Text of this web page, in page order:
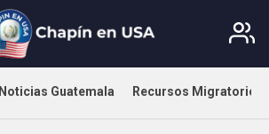
Noticias Guatemala Recursos Migratorios